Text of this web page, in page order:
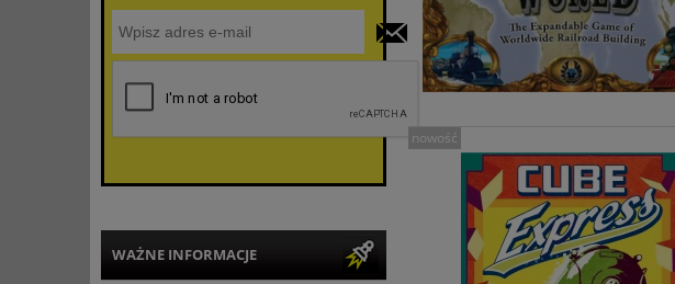
WAŻNE INFORMACJE
nowość